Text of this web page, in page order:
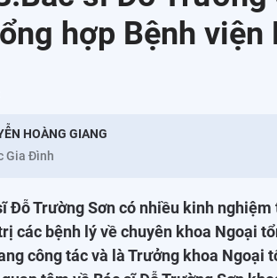
hợp Bệnh viện
HOÀNG GIANG
Gia Đình
Đỗ Trường Sơn có nhiều kinh
các bệnh lý về chuyên khoa Ngoại
công tác và là Trưởng khoa Ngoại